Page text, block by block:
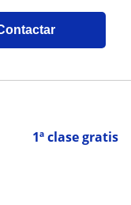
1ª clase gratis